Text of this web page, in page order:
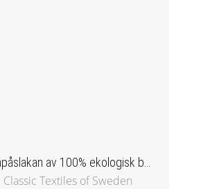
Classic Textiles of Sweden